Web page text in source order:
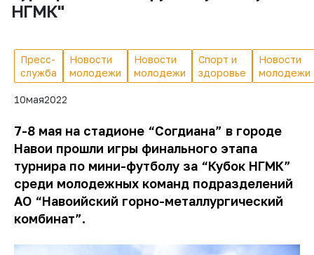
НГМК"
Пресс-
служба
Новости
молодежи
Новости
молодежи
Спорт и
здоровье
Новости
молодежи
10мая2022
7-8 мая на стадионе “Согдиана” в городе
Навои прошли игры финального этапа
турнира по мини-футболу за “Кубок НГМК”
среди молодежных команд подразделений
АО “Навоийский горно-металлургический
комбинат”.